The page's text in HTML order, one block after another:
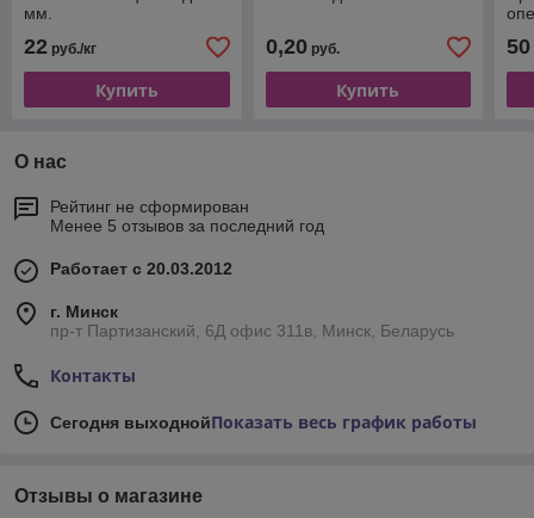
мм.
22 руб./кг
Купить
0,20руб.
Купить
50
О нас
Рейтинг не сформирован
Менее 5 отзывов за последний год
Работает с 20.03.2012
г. Минск
пр-т Партизанский, 6Д офис 311в, Минск, Беларусь
Контакты
Сегодня выходнойПоказать весь график работы
Отзывы о магазине